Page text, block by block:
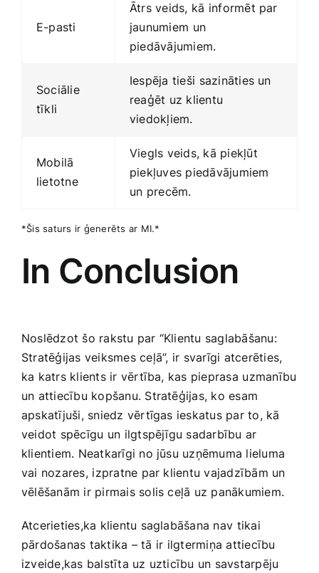
E-pasti
Ātrs veids,⁤ kā informēt ​par
jaunumiem⁣ un
piedāvājumiem.
Sociālie
tīkli
Iespēja tieši ⁣sazināties un
reaģēt uz klientu
viedokļiem.
Mobilā ​
lietotne
Viegls veids, kā piekļūt
piekļuves piedāvājumiem ​
un⁢ precēm.
*Šis ‍saturs ‌ir ģenerēts ⁢ar MI.*
In Conclusion
Noslēdzot šo rakstu par “Klientu saglabāšanu:⁣
Stratēģijas veiksmes ‍ceļā”, ir⁤ svarīgi atcerēties,
ka katrs klients ir vērtība, ‌kas pieprasa⁣ uzmanību
un attiecību kopšanu. Stratēģijas, ko esam‍
apskatījuši, sniedz vērtīgas ieskatus par to, kā​
veidot spēcīgu un ⁤ilgtspējīgu sadarbību ar
klientiem. Neatkarīgi no jūsu uzņēmuma lieluma
vai nozares, ⁣izpratne par‌ klientu vajadzībām un
vēlēšanām ir pirmais solis ceļā uz panākumiem.
Atcerieties,ka klientu saglabāšana nav ⁣tikai
pārdošanas ​taktika – ‌tā ir ⁢ilgtermiņa attiecību
izveide,kas balstīta ‌uz uzticību un savstarpēju